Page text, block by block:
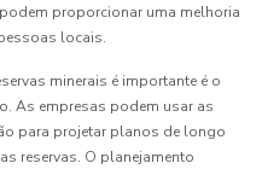
proporcionar uma melhoria
locais.
minerais é importante é o
As empresas podem usar as
para projetar planos de longo
reservas. O planejamento